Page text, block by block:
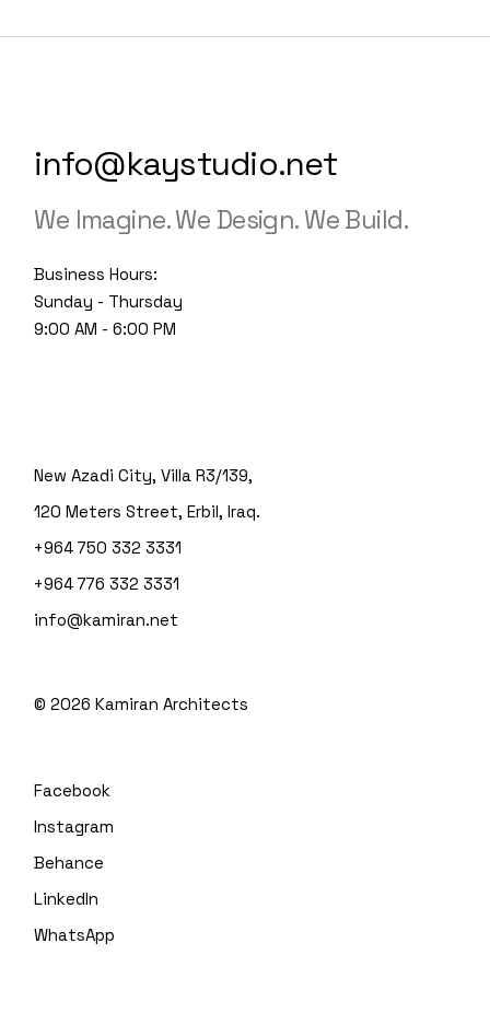
info@kaystudio.net
We Imagine. We Design. We Build.
Business Hours:
Sunday - Thursday
9:00 AM - 6:00 PM
New Azadi City, Villa R3/139,
120 Meters Street, Erbil, Iraq.
+964 750 332 3331
+964 776 332 3331
info@kamiran.net
©2026 Kamiran Architects
Facebook
Instagram
Behance
LinkedIn
WhatsApp